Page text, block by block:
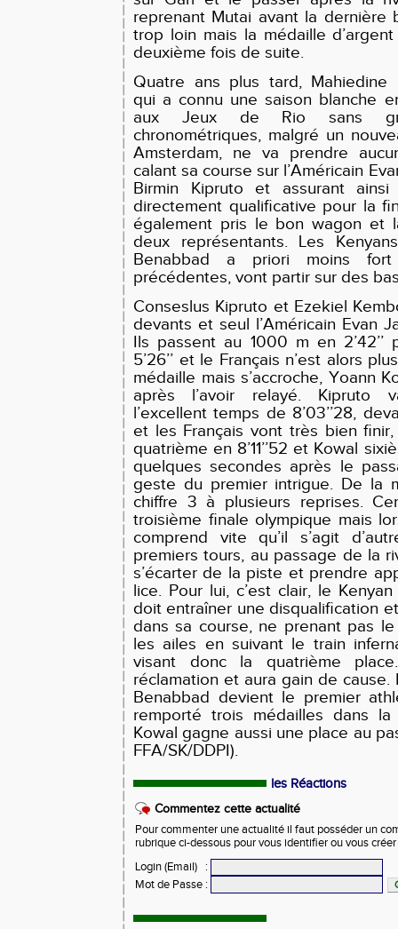
reprenant Mutai avant la dernière
trop loin mais la médaille
deuxième fois de suite.
Quatre ans plus tard, Mahiedine
qui a connu une saison blanche
aux Jeux de Rio sans
chronométriques, malgré un
Amsterdam, ne va prendre
calant sa course sur l’Américain
Birmin Kipruto et assurant
directement qualificative pour la
également pris le bon wagon et
deux représentants. Les
Benabbad a priori moins
précédentes, vont partir sur des
Conseslus Kipruto et Ezekiel
devants et seul l’Américain Evan
Ils passent au 1000 m en
5’26’’ et le Français n’est alors
médaille mais s’accroche, Yoann
après l’avoir relayé. Kipruto
l’excellent temps de 8’03’’28,
et les Français vont très bien finir,
quatrième en 8’11’’52 et Kowal
quelques secondes après le
geste du premier intrigue. De la
chiffre 3 à plusieurs reprises.
troisième finale olympique mais
comprend vite qu’il s’agit
premiers tours, au passage de la
s’écarter de la piste et prendre
lice. Pour lui, c’est clair, le
doit entraîner une disqualification
dans sa course, ne prenant pas
les ailes en suivant le train
visant donc la quatrième
réclamation et aura gain de cause.
Benabbad devient le premier
remporté trois médailles dans
Kowal gagne aussi une place au
FFA/SK/DDPI).
les Réactions
Commentez cette actualité
Pour commenter une actualité il faut posséder un
rubrique ci-dessous pour vous identifier ou vous
Login (Email)
:
Mot de Passe :